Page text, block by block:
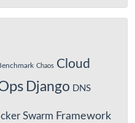
Chaos Cloud
Django DNS
Swarm Framework